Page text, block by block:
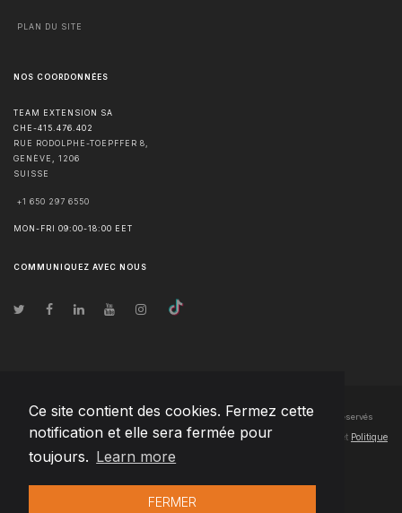
Ce site contient des cookies. Fermez cette
notification et elle sera fermée pour
toujours. Learn more
FERMER
PLAN DU SITE
NOS COORDONNÉES
TEAM EXTENSION SA
CHE-415.476.402
RUE RODOLPHE-TOEPFFER 8,
GENÈVE
1206
SUISSE
+1 650 297 6550
MON-FRI 09:00-18:00 EET
COMMUNIQUEZ AVEC NOUS
© Droits d'auteur2026 Team Extension SA France- Tous les droits sont réservés
Changelog● En utilisant ce site, vous acceptez nos Conditions d'utilisation et Politique
de confidentialité